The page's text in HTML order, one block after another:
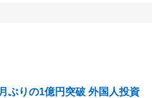
ぶりの1億円突破 外国人投資